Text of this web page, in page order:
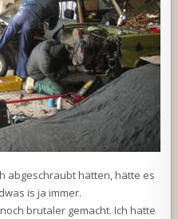
abgeschraubt hätten, hätte es
is ja immer.
brutaler gemacht. Ich hatte